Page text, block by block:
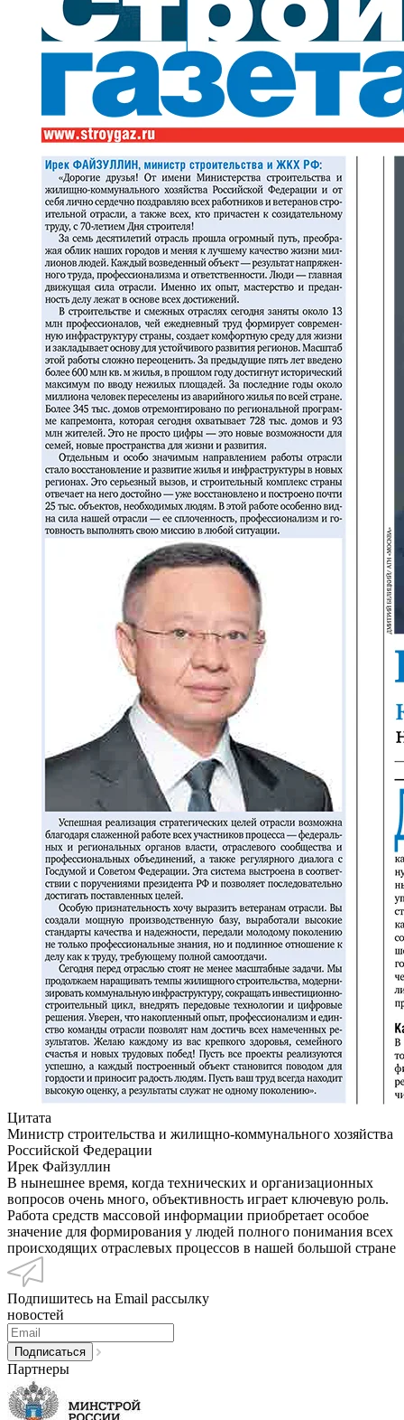
Цитата
Министр строительства и жилищно-коммунального хозяйства
Российской Федерации
Ирек Файзуллин
В нынешнее время, когда технических и организационных
вопросов очень много, объективность играет ключевую роль.
Работа средств массовой информации приобретает особое
значение для формирования у людей полного понимания всех
происходящих отраслевых процессов в нашей большой стране
Подпишитесь на Email рассылку
новостей
Партнеры